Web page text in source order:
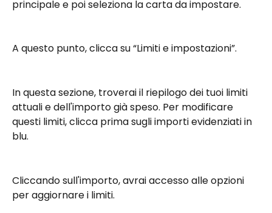
principale e poi seleziona la carta da impostare.
A questo punto, clicca su “Limiti e impostazioni”.
In questa sezione, troverai il riepilogo dei tuoi limiti
attuali e dell'importo già speso. Per modificare
questi limiti, clicca prima sugli importi evidenziati in
blu.
Cliccando sull'importo, avrai accesso alle opzioni
per aggiornare i limiti.